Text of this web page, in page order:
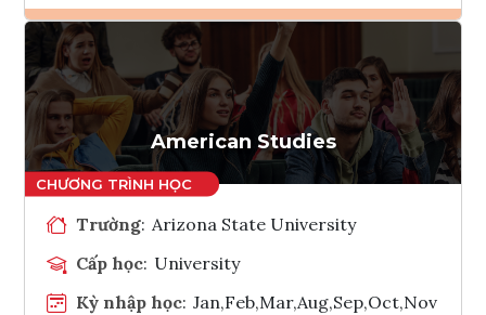
Ghi danh
Tham vấn Interlink
American Studies
Trường: Arizona State University
Cấp học: University
Kỳ nhập học: Jan,Feb,Mar,Aug,Sep,Oct,Nov